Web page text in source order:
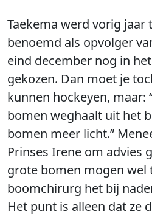
Taekema werd vorig jaar
benoemd als opvolger
eind december nog in
gekozen. Dan moet je
kunnen hockeyen, maar:
bomen weghaalt uit het
bomen meer licht.”
Prinses Irene om advies
grote bomen mogen wel
boomchirurg het bij
Het punt is alleen dat ze